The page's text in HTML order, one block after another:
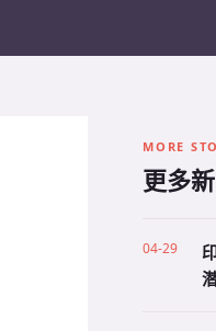
MORE
更多
04-29